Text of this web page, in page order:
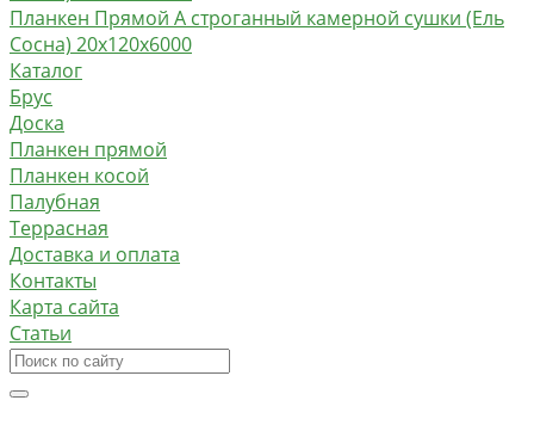
Планкен Прямой А строганный камерной сушки (Ель
Сосна) 20х120х6000
Каталог
Брус
Доска
Планкен прямой
Планкен косой
Палубная
Террасная
Доставка и оплата
Контакты
Карта сайта
Статьи